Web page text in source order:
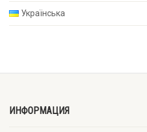
Українська
ИНФОРМАЦИЯ